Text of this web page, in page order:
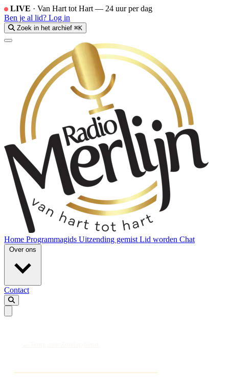
LIVE · Van Hart tot Hart — 24 uur per dag
Ben je al lid? Log in
Zoek in het archief ⌘K
Home Programmagids Uitzending gemist Lid worden Chat
Over ons
Contact